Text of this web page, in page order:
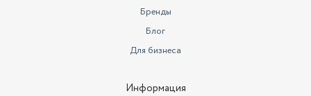
Бренды
Блог
Для бизнеса
Информация